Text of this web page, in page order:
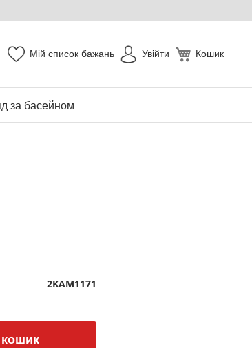
Кошик
Мій список бажань Увійти
за басейном
2KAM1171